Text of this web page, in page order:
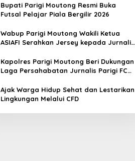
Bupati Parigi Moutong Resmi Buka
Futsal Pelajar Piala Bergilir 2026
Wabup Parigi Moutong Wakili Ketua
ASIAFI Serahkan Jersey kepada Jurnalis
Kapolres Parigi Moutong Beri Dukungan
Laga Persahabatan Jurnalis Parigi FC
Ajak Warga Hidup Sehat dan Lestarikan
Lingkungan Melalui CFD